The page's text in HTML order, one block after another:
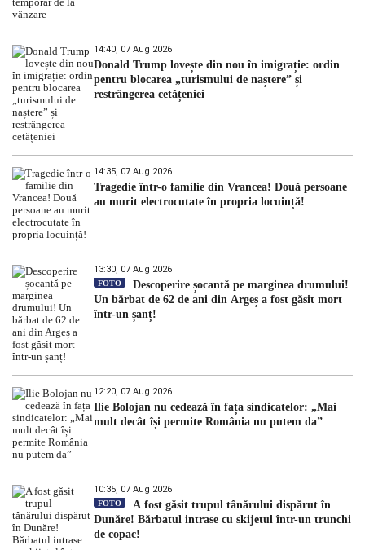
14:40, 07 Aug 2026
Donald Trump lovește din nou în imigrație: ordin
pentru blocarea „turismului de naștere” și
restrângerea cetățeniei
14:35, 07 Aug 2026
Tragedie într-o familie din Vrancea! Două persoane
au murit electrocutate în propria locuință!
13:30, 07 Aug 2026
FOTO
Descoperire șocantă pe marginea drumului!
Un bărbat de 62 de ani din Argeș a fost găsit mort
într-un șanț!
12:20, 07 Aug 2026
Ilie Bolojan nu cedează în fața sindicatelor: „Mai
mult decât își permite România nu putem da”
10:35, 07 Aug 2026
FOTO
A fost găsit trupul tânărului dispărut în
Dunăre! Bărbatul intrase cu skijetul într-un trunchi
de copac!